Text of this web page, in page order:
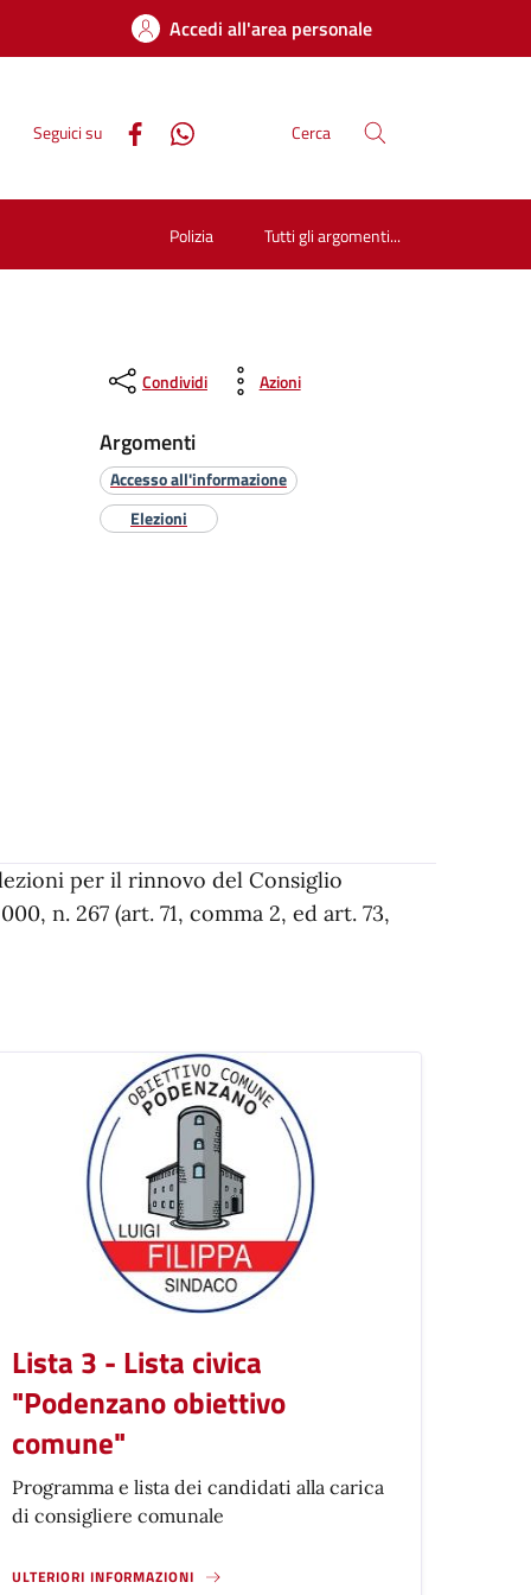
Accedi all'area personale
Seguici su Cerca
Polizia Tutti gli argomenti...
Condividi Azioni
Argomenti
Accesso all'informazione
Elezioni
per il rinnovo del Consiglio
n. 267 (art. 71, comma 2, ed art. 73,
Lista 3 - Lista civica
"Podenzano obiettivo
comune"
Programma e lista dei candidati alla carica
di consigliere comunale
ULTERIORI INFORMAZIONI